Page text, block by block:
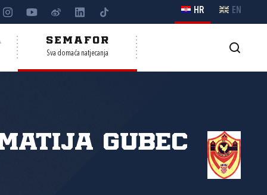
HR EN
SEMAFOR
Sva domaća natjecanja
Gubec